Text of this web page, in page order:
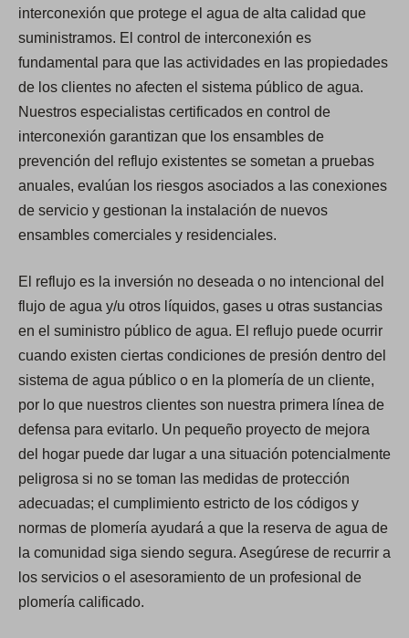
interconexión que protege el agua de alta calidad que
suministramos. El control de interconexión es
fundamental para que las actividades en las propiedades
de los clientes no afecten el sistema público de agua.
Nuestros especialistas certificados en control de
interconexión garantizan que los ensambles de
prevención del reflujo existentes se sometan a pruebas
anuales, evalúan los riesgos asociados a las conexiones
de servicio y gestionan la instalación de nuevos
ensambles comerciales y residenciales.
El reflujo es la inversión no deseada o no intencional del
flujo de agua y/u otros líquidos, gases u otras sustancias
en el suministro público de agua. El reflujo puede ocurrir
cuando existen ciertas condiciones de presión dentro del
sistema de agua público o en la plomería de un cliente,
por lo que nuestros clientes son nuestra primera línea de
defensa para evitarlo. Un pequeño proyecto de mejora
del hogar puede dar lugar a una situación potencialmente
peligrosa si no se toman las medidas de protección
adecuadas; el cumplimiento estricto de los códigos y
normas de plomería ayudará a que la reserva de agua de
la comunidad siga siendo segura. Asegúrese de recurrir a
los servicios o el asesoramiento de un profesional de
plomería calificado.